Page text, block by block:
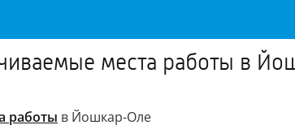
места работы в
работы в Йошкар-Оле